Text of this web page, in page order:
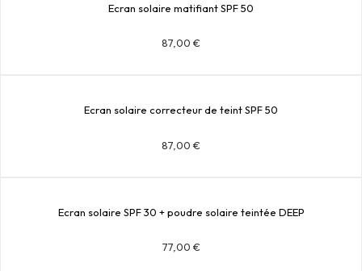
Ecran solaire matifiant SPF 50
87,00 €
Ecran solaire correcteur de teint SPF 50
87,00 €
Ecran solaire SPF 30 + poudre solaire teintée DEEP
77,00 €